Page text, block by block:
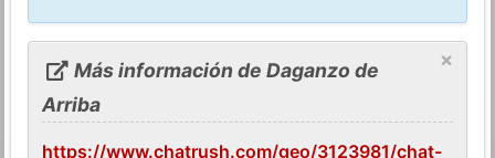
×
Más información de Daganzo de
Arriba
https://www.chatrush.com/geo/3123981/chat-